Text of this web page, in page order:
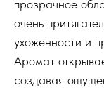
прозрачное
очень
ухоженности и
Аромат
создавая